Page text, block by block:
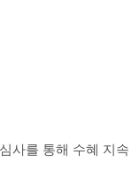
사를 통해 수혜 지속